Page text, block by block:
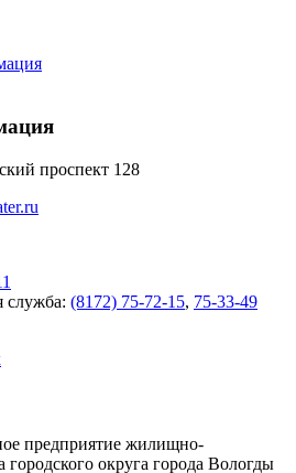
проспект 128
служба: (8172) 75-72-15, 75-33-49
предприятие жилищно-
городского округа города Вологды